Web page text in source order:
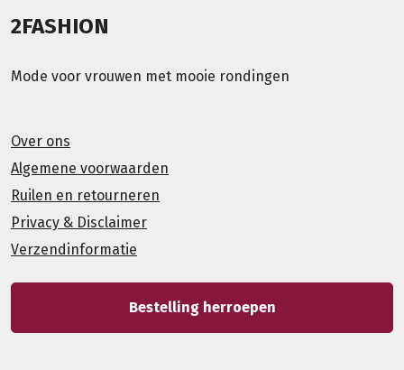
2FASHION
Mode voor vrouwen met mooie rondingen
Over ons
Algemene voorwaarden
Ruilen en retourneren
Privacy & Disclaimer
Verzendinformatie
Bestelling herroepen